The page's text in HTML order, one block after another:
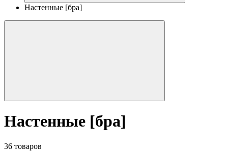
Настенные [бра]
Настенные [бра]
36 товаров